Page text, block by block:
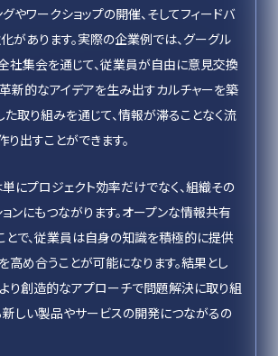
やワークショップの開催、そしてフィードバ
があります。実際の企業例では、グーグル
全社集会を通じて、従業員が自由に意見交換
新的なアイデアを生み出すカルチャーを築
た取り組みを通じて、情報が滞ることなく流
出すことができます。
にプロジェクト効率だけでなく、組織その
ンにもつながります。オープンな情報共有
とで、従業員は自身の知識を積極的に提供
高め合うことが可能になります。結果とし
り創造的なアプローチで問題解決に取り組
新しい製品やサービスの開発につながるの